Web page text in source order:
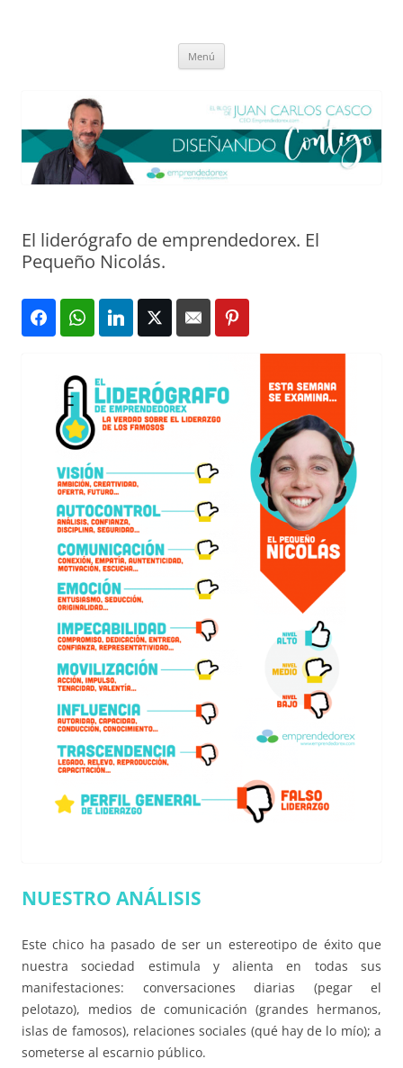
Menú
El liderógrafo de emprendedorex. El
Pequeño Nicolás.
NUESTRO ANÁLISIS
Este chico ha pasado de ser un estereotipo de éxito que
nuestra sociedad estimula y alienta en todas sus
manifestaciones: conversaciones diarias (pegar el
pelotazo), medios de comunicación (grandes hermanos,
islas de famosos), relaciones sociales (qué hay de lo mío); a
someterse al escarnio público.